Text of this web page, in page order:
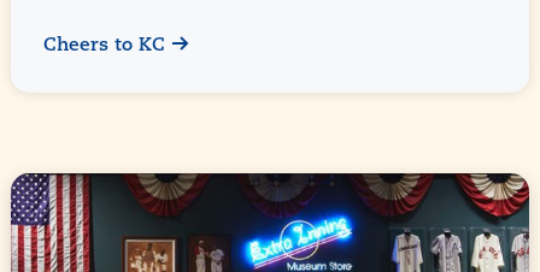
Cheers to KC